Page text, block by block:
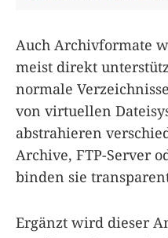
Auch Archivformate
meist direkt
normale
von virtuellen
abstrahieren
Archive, FTP-Server
binden sie
Ergänzt wird dieser